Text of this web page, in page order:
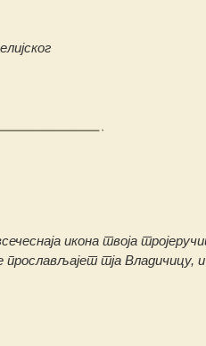
икона твоја
прослављајет тја Владичицу,